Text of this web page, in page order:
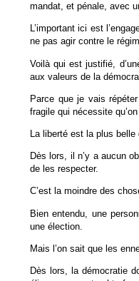
mandat, et pénale, avec
L’important ici est
ne pas agir contre le
Voilà qui est justifié,
aux valeurs de la
Parce que je vais
fragile qui nécessite
La liberté est la plus
Dès lors, il n’y a aucun
de les respecter.
C’est la moindre des
Bien entendu, une
une élection.
Mais l’on sait que les
Dès lors, la démocratie